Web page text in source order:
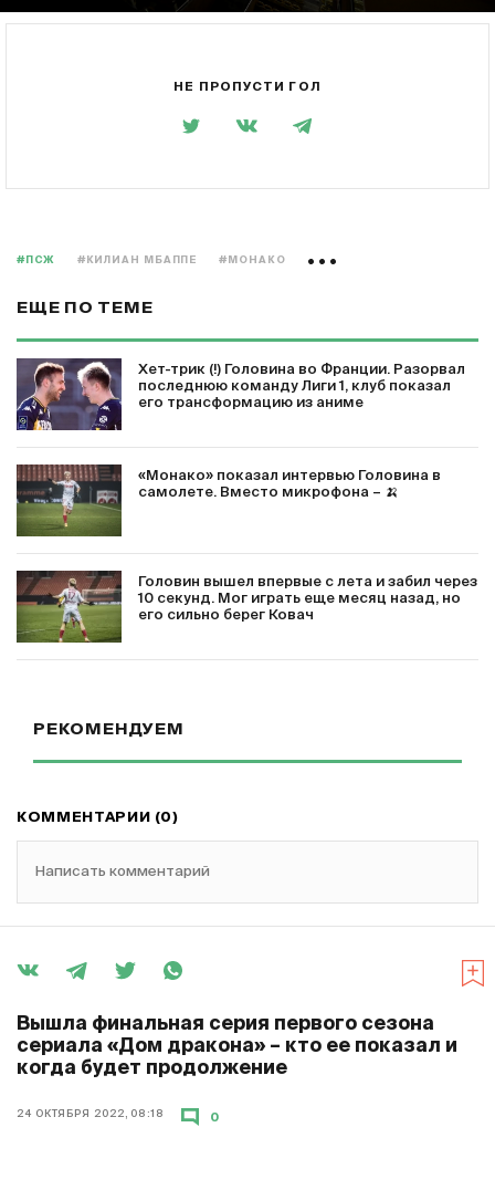
НЕ ПРОПУСТИ ГОЛ
#ПСЖ #КИЛИАН МБАППЕ #МОНАКО
ЕЩЕ ПО ТЕМЕ
Хет-трик (!) Головина во Франции. Разорвал
последнюю команду Лиги 1, клуб показал
его трансформацию из аниме
«Монако» показал интервью Головина в
самолете. Вместо микрофона – 🍌
Головин вышел впервые с лета и забил через
10 секунд. Мог играть еще месяц назад, но
его сильно берег Ковач
РЕКОМЕНДУЕМ
КОММЕНТАРИИ (0)
Написать комментарий
Вышла финальная серия первого сезона
сериала «Дом дракона» – кто ее показал и
когда будет продолжение
24 ОКТЯБРЯ 2022, 08:18 0